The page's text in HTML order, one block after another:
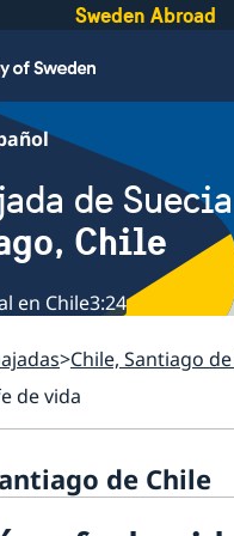
Sweden Abroad
de Suecia
Chile
en Chile3:24
Chile, Santiago
de vida
de Chile